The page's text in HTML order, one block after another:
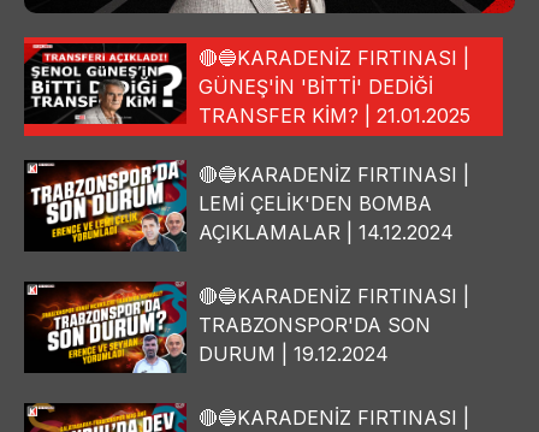
🔴🔵KARADENİZ FIRTINASI |
GÜNEŞ'İN 'BİTTİ' DEDİĞİ
TRANSFER KİM? | 21.01.2025
🔴🔵KARADENİZ FIRTINASI |
LEMİ ÇELİK'DEN BOMBA
AÇIKLAMALAR | 14.12.2024
🔴🔵KARADENİZ FIRTINASI |
TRABZONSPOR'DA SON
DURUM | 19.12.2024
🔴🔵KARADENİZ FIRTINASI |